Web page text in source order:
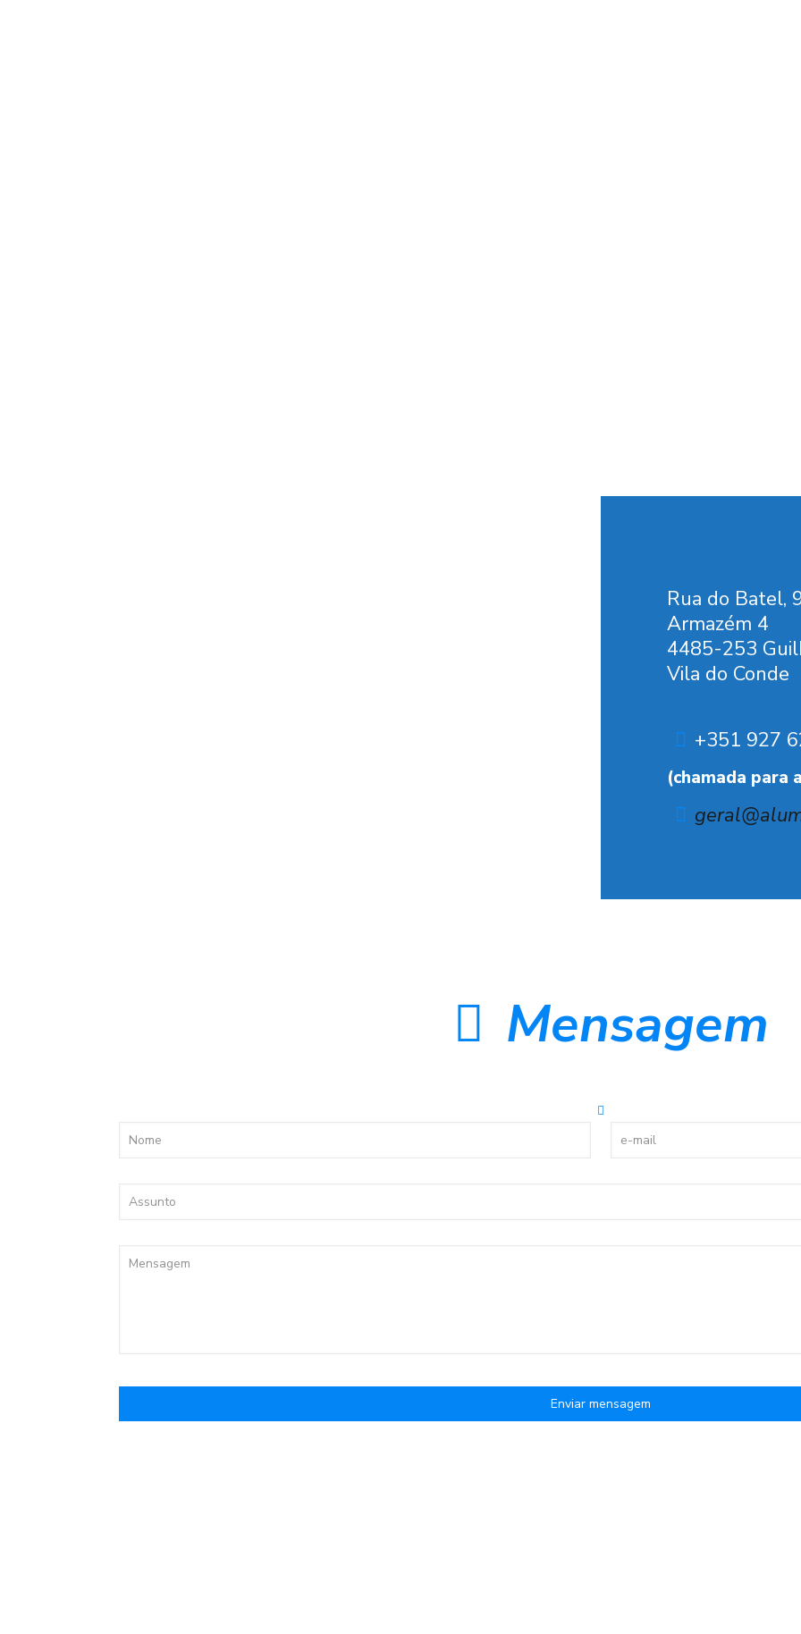
Rua do Batel,
Armazém 4
4485-253
Vila do Conde
+351 927
(chamada para
Mensagem